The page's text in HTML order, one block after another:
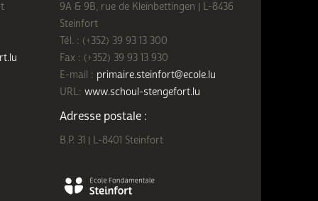
9A & 9B, rue de Kleinbettingen | L-8436
Steinfort
Tél. : (+352) 39 93 13 300
Fax : (+352) 39 93 13 930
E-mail : primaire.steinfort@ecole.lu
URL: www.schoul-stengefort.lu
Adresse postale :
B.P. 31 | L-8401 Steinfort